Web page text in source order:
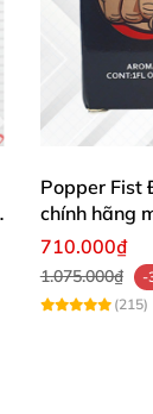
Popper Fist
chính hãng
710.000₫
1.075.000₫
-
(215)